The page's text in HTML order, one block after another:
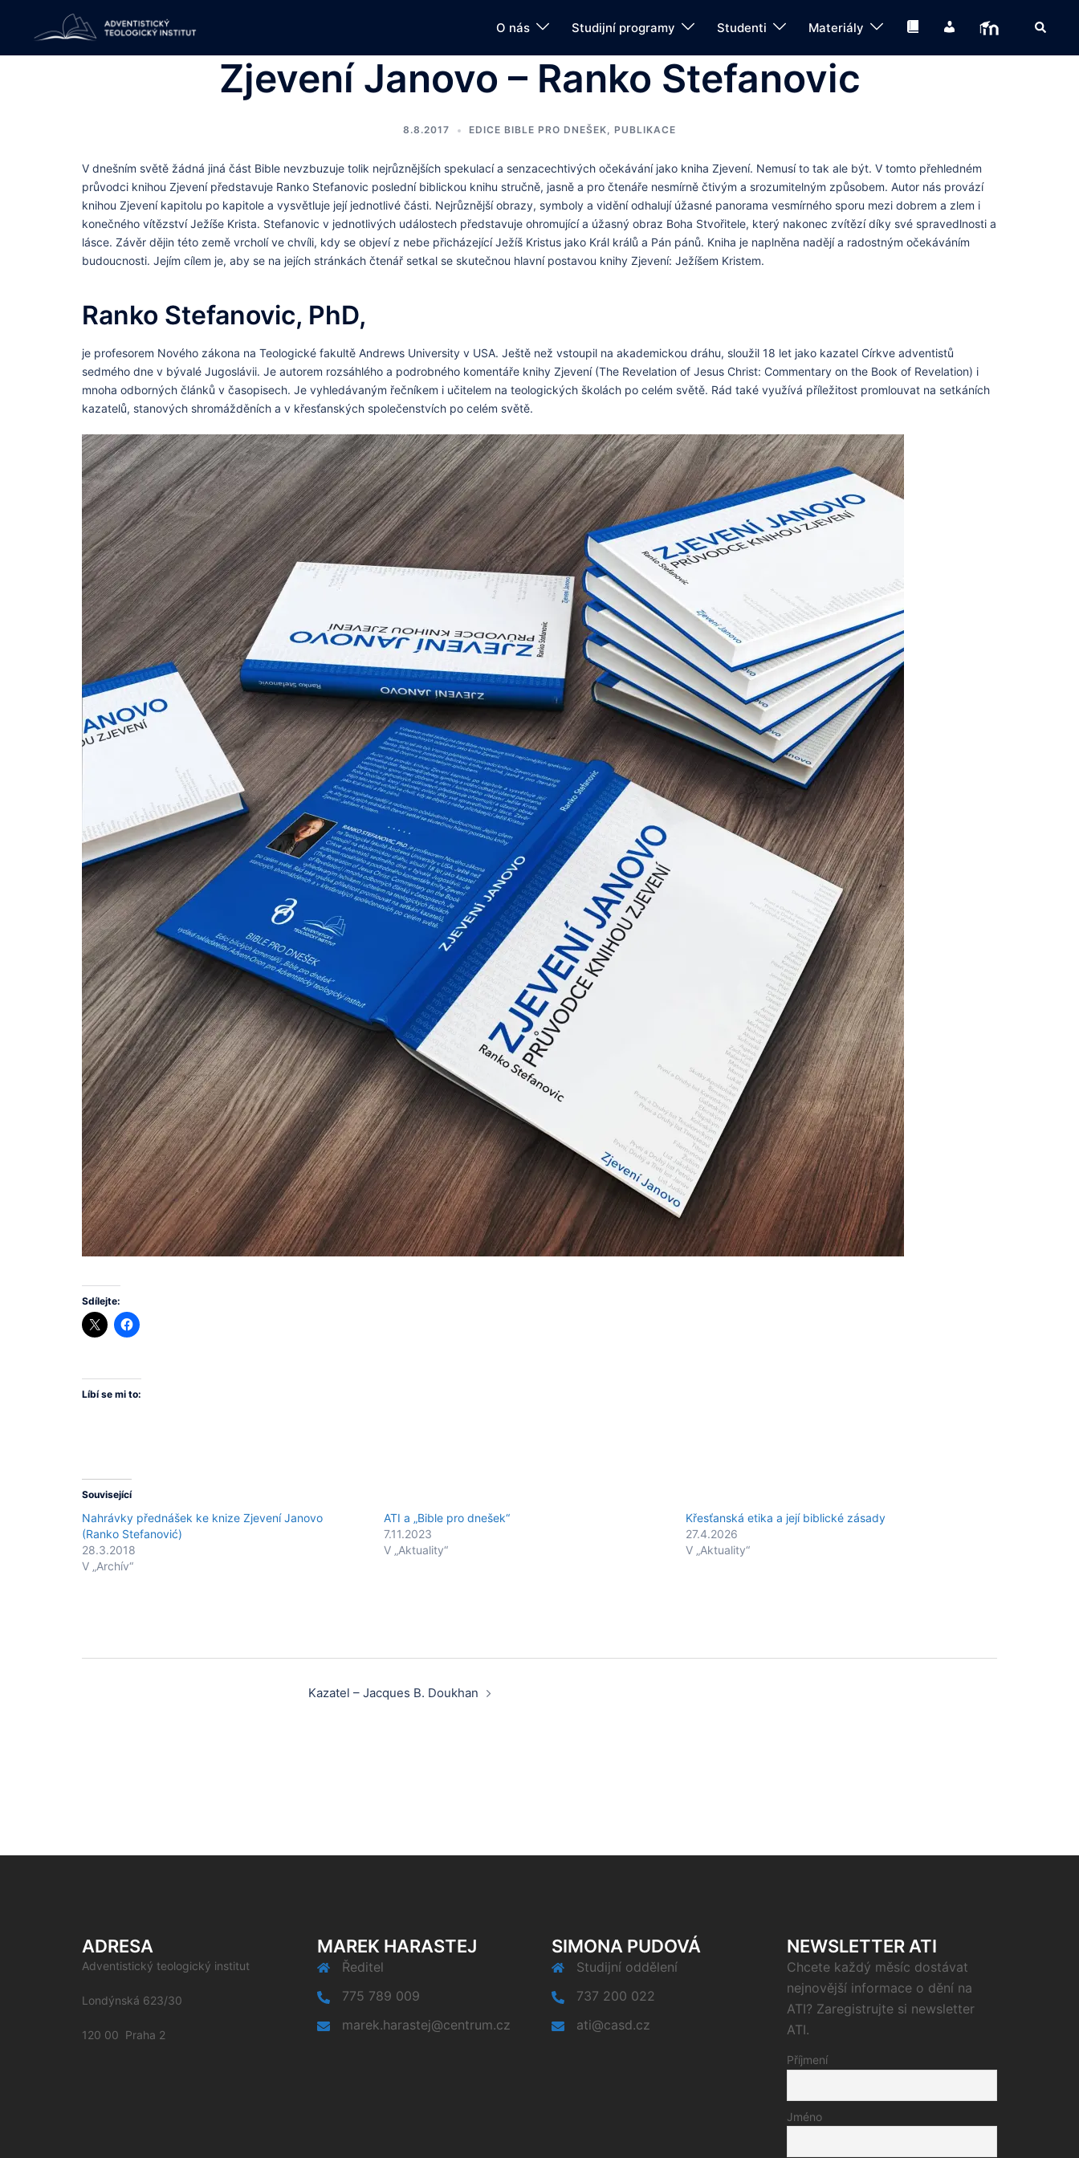
O nás Studijní programy Studenti Materiály Knihovna MoodleSearch
Zjevení Janovo – Ranko Stefanovic
8.8.2017 EDICE BIBLE PRO DNEŠEK, PUBLIKACE
V dnešním světě žádná jiná část Bible nevzbuzuje tolik nejrůznějších spekulací a senzacechtivých očekávání jako kniha Zjevení. Nemusí to tak ale být. V tomto přehledném
průvodci knihou Zjevení představuje Ranko Stefanovic poslední biblickou knihu stručně, jasně a pro čtenáře nesmírně čtivým a srozumitelným způsobem. Autor nás provází
knihou Zjevení kapitolu po kapitole a vysvětluje její jednotlivé části. Nejrůznější obrazy, symboly a vidění odhalují úžasné panorama vesmírného sporu mezi dobrem a zlem i
konečného vítězství Ježíše Krista. Stefanovic v jednotlivých událostech představuje ohromující a úžasný obraz Boha Stvořitele, který nakonec zvítězí díky své spravedlnosti a
lásce. Závěr dějin této země vrcholí ve chvíli, kdy se objeví z nebe přicházející Ježíš Kristus jako Král králů a Pán pánů. Kniha je naplněna nadějí a radostným očekáváním
budoucnosti. Jejím cílem je, aby se na jejích stránkách čtenář setkal se skutečnou hlavní postavou knihy Zjevení: Ježíšem Kristem.
Ranko Stefanovic, PhD,
je profesorem Nového zákona na Teologické fakultě Andrews University v USA. Ještě než vstoupil na akademickou dráhu, sloužil 18 let jako kazatel Církve adventistů
sedmého dne v bývalé Jugoslávii. Je autorem rozsáhlého a podrobného komentáře knihy Zjevení (The Revelation of Jesus Christ: Commentary on the Book of Revelation) i
mnoha odborných článků v časopisech. Je vyhledávaným řečníkem i učitelem na teologických školách po celém světě. Rád také využívá příležitost promlouvat na setkáních
kazatelů, stanových shromážděních a v křesťanských společenstvích po celém světě.
Sdílejte:
Líbí se mi to:
Související
Nahrávky přednášek ke knize Zjevení Janovo
(Ranko Stefanović)
28.3.2018
V „Archív“
ATI a „Bible pro dnešek“
7.11.2023
V „Aktuality“
Křesťanská etika a její biblické zásady
27.4.2026
V „Aktuality“
Kazatel – Jacques B. Doukhan
ADRESA
Adventistický teologický institut
Londýnská 623/30
120 00 Praha 2
MAREK HARASTEJ
Ředitel
775 789 009
marek.harastej@centrum.cz
SIMONA PUDOVÁ
Studijní oddělení
737 200 022
ati@casd.cz
NEWSLETTER ATI
Chcete každý měsíc dostávat
nejnovější informace o dění na
ATI? Zaregistrujte si newsletter
ATI.
Příjmení
Jméno